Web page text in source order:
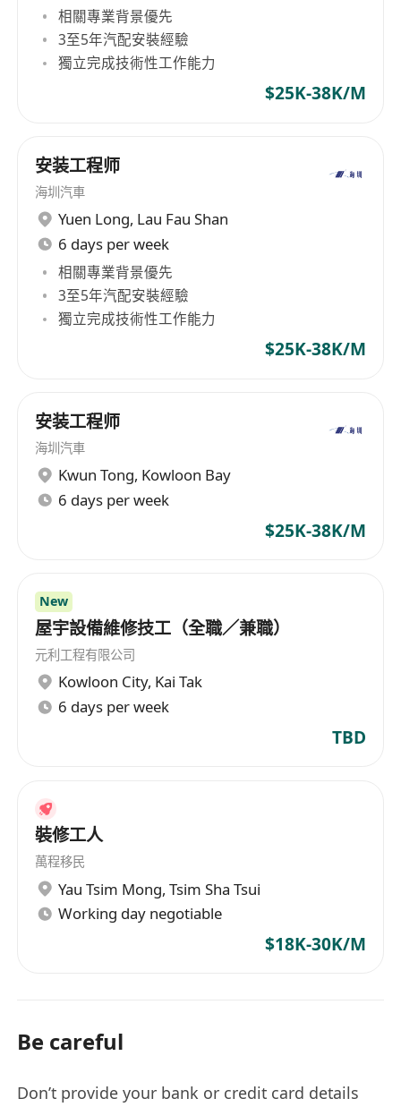
相關專業背景優先
3至5年汽配安裝經驗
獨立完成技術性工作能力
$25K-38K/M
安装工程师
海圳汽車
Yuen Long, Lau Fau Shan
6 days per week
相關專業背景優先
3至5年汽配安裝經驗
獨立完成技術性工作能力
$25K-38K/M
安装工程师
海圳汽車
Kwun Tong, Kowloon Bay
6 days per week
$25K-38K/M
New
屋宇設備維修技工（全職／兼職）
元利工程有限公司
Kowloon City, Kai Tak
6 days per week
TBD
裝修工人
萬程移民
Yau Tsim Mong, Tsim Sha Tsui
Working day negotiable
$18K-30K/M
Be careful
Don’t provide your bank or credit card details